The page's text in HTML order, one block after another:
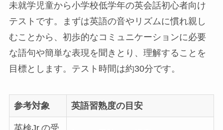
未就学児童から小学校低学年の英会話初心者向け
テストです。まずは英語の音やリズムに慣れ親し
むことから、初歩的なコミュニケーションに必要
な語句や簡単な表現を聞きとり、理解することを
目標とします。テスト時間は約30分です。
参考対象 英語習熟度の目安
英検Jr.の受